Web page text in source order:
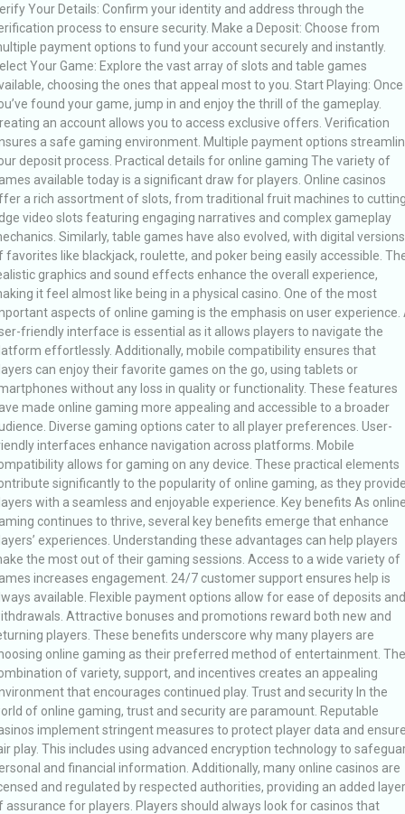
Your Details: Confirm your identity and address through the
process to ensure security. Make a Deposit: Choose from
payment options to fund your account securely and instantly.
Your Game: Explore the vast array of slots and table games
choosing the ones that appeal most to you. Start Playing: Once
found your game, jump in and enjoy the thrill of the gameplay.
an account allows you to access exclusive offers. Verification
a safe gaming environment. Multiple payment options
deposit process. Practical details for online gaming The variety of
available today is a significant draw for players. Online casinos
a rich assortment of slots, from traditional fruit machines to
video slots featuring engaging narratives and complex gameplay
Similarly, table games have also evolved, with digital versions
favorites like blackjack, roulette, and poker being easily accessible.
graphics and sound effects enhance the overall experience,
it feel almost like being in a physical casino. One of the most
aspects of online gaming is the emphasis on user experience.
friendly interface is essential as it allows players to navigate the
effortlessly. Additionally, mobile compatibility ensures that
can enjoy their favorite games on the go, using tablets or
without any loss in quality or functionality. These features
made online gaming more appealing and accessible to a broader
Diverse gaming options cater to all player preferences. User-
interfaces enhance navigation across platforms. Mobile
allows for gaming on any device. These practical elements
significantly to the popularity of online gaming, as they
with a seamless and enjoyable experience. Key benefits As
continues to thrive, several key benefits emerge that enhance
experiences. Understanding these advantages can help players
the most out of their gaming sessions. Access to a wide variety of
increases engagement. 24/7 customer support ensures help is
available. Flexible payment options allow for ease of deposits and
Attractive bonuses and promotions reward both new and
players. These benefits underscore why many players are
online gaming as their preferred method of entertainment. The
of variety, support, and incentives creates an appealing
that encourages continued play. Trust and security In the
of online gaming, trust and security are paramount. Reputable
implement stringent measures to protect player data and
play. This includes using advanced encryption technology to
and financial information. Additionally, many online casinos are
and regulated by respected authorities, providing an added layer
assurance for players. Players should always look for casinos that